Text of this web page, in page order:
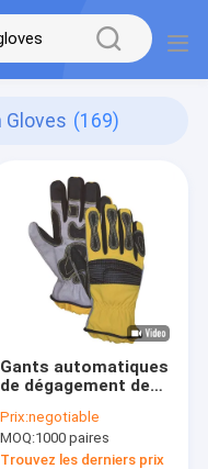
Gloves (169)
Gants automatiques
de dégagement de
Prix:negotiable
MOQ:1000 paires
Trouvez les derniers prix